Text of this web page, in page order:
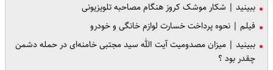
ببینید | شکار موشک کروز هنگام مصاحبه تلویزیونی
فیلم | نحوه پرداخت خسارت لوازم خانگی و خودرو
ببینید | میزان مصدومیت آیت الله سید مجتبی خامنه‌ای در حمله دشمن
چقدر بود ؟